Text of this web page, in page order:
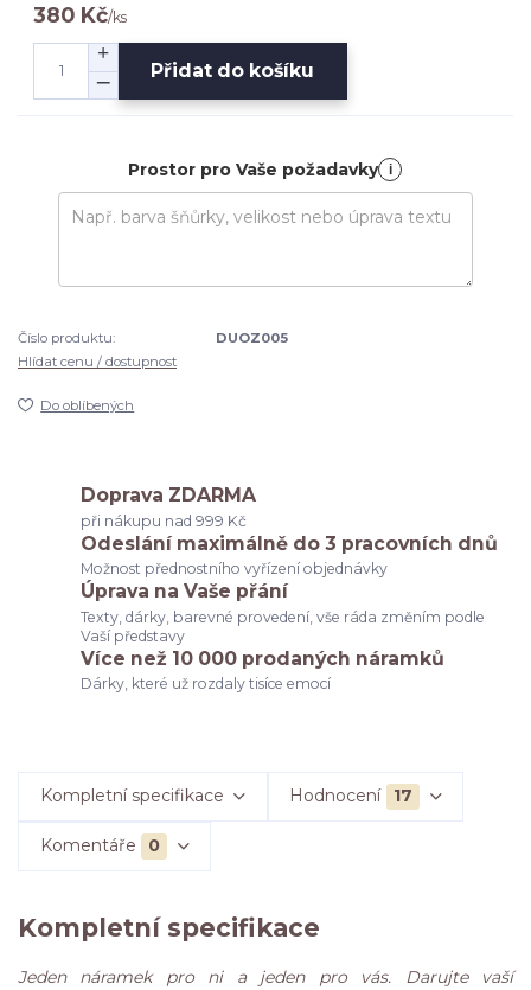
380 Kč/ks
Přidat do košíku
Prostor pro Vaše požadavky i
Číslo produktu:
DUOZ005
Hlídat cenu / dostupnost
Do oblíbených
Doprava ZDARMA
při nákupu nad 999 Kč
Odeslání maximálně do 3 pracovních dnů
Možnost přednostního vyřízení objednávky
Úprava na Vaše přání
Texty, dárky, barevné provedení, vše ráda změním podle
Vaší představy
Více než 10 000 prodaných náramků
Dárky, které už rozdaly tisíce emocí
Kompletní specifikace Hodnocení 17
Komentáře 0
Kompletní specifikace
Jeden náramek pro ni a jeden pro vás. Darujte vaší